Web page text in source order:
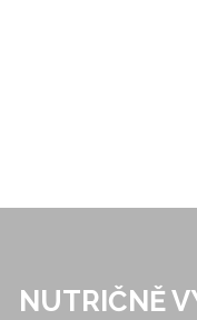
NUTRIČNĚ